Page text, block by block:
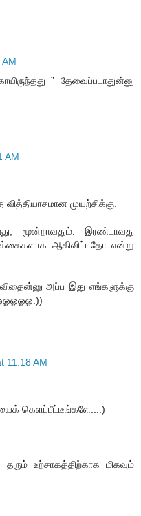
” தேவைப்படாதுன்னு
AM
முயற்சிக்கு.
மூன்றாவதும். இரண்டாவது
ஆகிவிட்டதோ என்று
அப்ப இது எங்களுக்கு
11:18 AM
கெளப்பீட்டீங்களே....)
உற்சாகத்திற்காக மிகவும்